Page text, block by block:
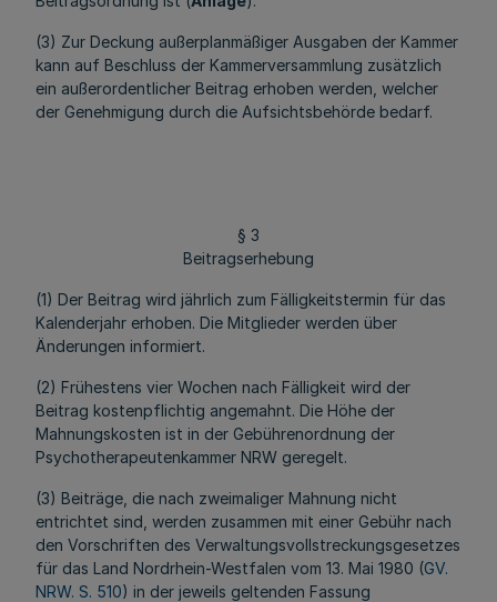
(3) Zur Deckung außerplanmäßiger Ausgaben der Kammer
kann auf Beschluss der Kammerversammlung zusätzlich
ein außerordentlicher Beitrag erhoben werden, welcher
der Genehmigung durch die Aufsichtsbehörde bedarf.
§ 3
Beitragserhebung
(1) Der Beitrag wird jährlich zum Fälligkeitstermin für das
Kalenderjahr erhoben. Die Mitglieder werden über
Änderungen informiert.
(2) Frühestens vier Wochen nach Fälligkeit wird der
Beitrag kostenpflichtig angemahnt. Die Höhe der
Mahnungskosten ist in der Gebührenordnung der
Psychotherapeutenkammer NRW geregelt.
(3) Beiträge, die nach zweimaliger Mahnung nicht
entrichtet sind, werden zusammen mit einer Gebühr nach
den Vorschriften des Verwaltungsvollstreckungsgesetzes
für das Land Nordrhein-Westfalen vom 13. Mai 1980 (GV.
NRW. S. 510) in der jeweils geltenden Fassung